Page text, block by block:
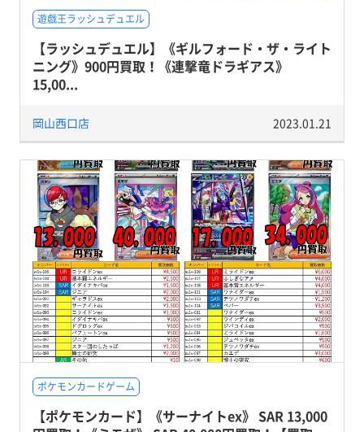
遊戯王ラッシュデュエル
【ラッシュデュエル】《ギルフォード・ザ・ライト
ニング》900円買取！《連撃竜ドラギアス》
15,00...
岡山西口店 2023.01.21
ポケモンカードゲーム
【ポケモンカード】《サーナイトex》 SAR 13,000